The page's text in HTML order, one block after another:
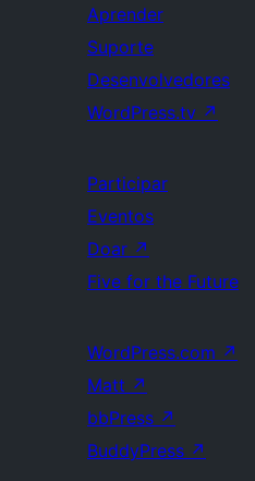
Aprender
Suporte
Desenvolvedores
WordPress.tv ↗
Participar
Eventos
Doar ↗
Five for the Future
WordPress.com ↗
Matt ↗
bbPress ↗
BuddyPress ↗